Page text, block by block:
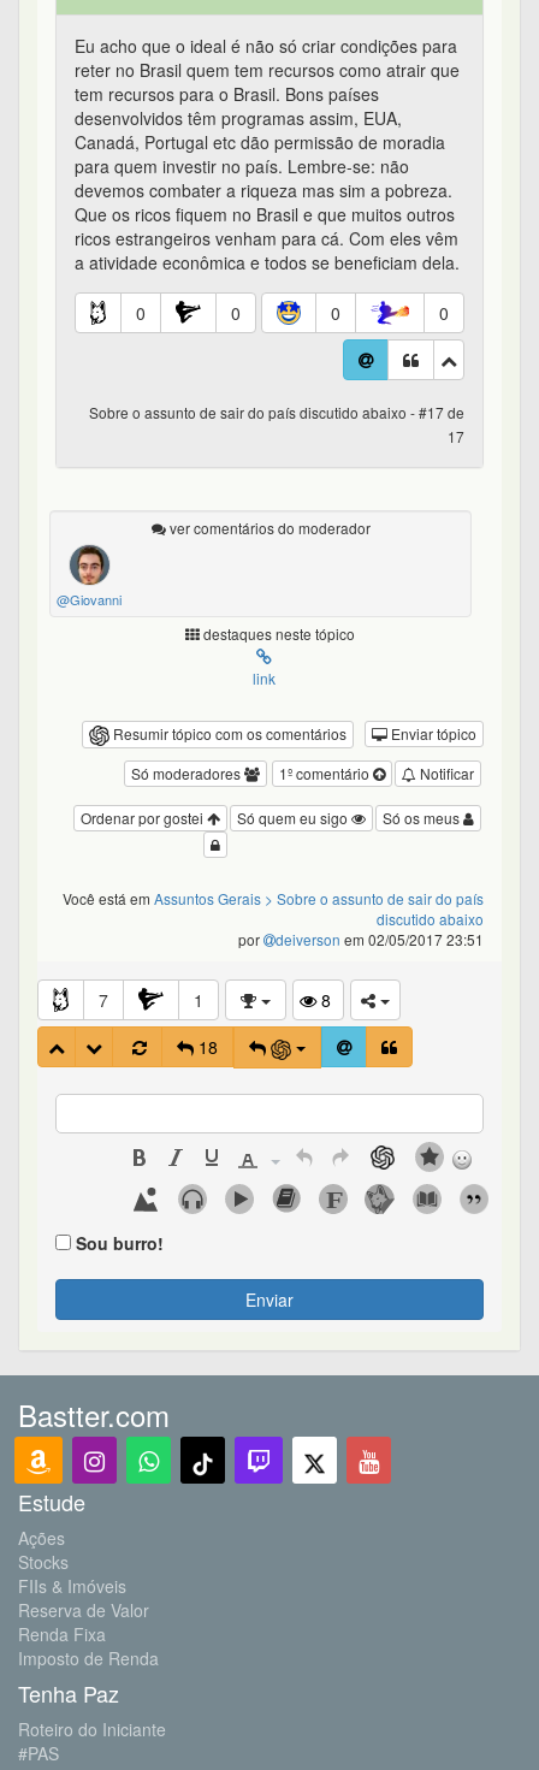
Eu acho que o ideal é não só criar condições para
reter no Brasil quem tem recursos como atrair que
tem recursos para o Brasil. Bons países
desenvolvidos têm programas assim, EUA,
Canadá, Portugal etc dão permissão de moradia
para quem investir no país. Lembre-se: não
devemos combater a riqueza mas sim a pobreza.
Que os ricos fiquem no Brasil e que muitos outros
ricos estrangeiros venham para cá. Com eles vêm
a atividade econômica e todos se beneficiam dela.
0 0 0 0
Sobre o assunto de sair do país discutido abaixo - #17 de
17
ver comentários do moderador
@Giovanni
destaques neste tópico
link
Resumir tópico com os comentários
Enviar tópico
Notificar
1º comentário
Só moderadores
Só os meus
Só quem eu sigo
Ordenar por gostei
Você está em Assuntos Gerais > Sobre o assunto de sair do país
discutido abaixo
por
deiverson em 02/05/2017 23:51
7 1
8
18
Sou burro!
Enviar
Bastter.com
Estude
Ações
Stocks
FIIs & Imóveis
Reserva de Valor
Renda Fixa
Imposto de Renda
Tenha Paz
Roteiro do Iniciante
#PAS